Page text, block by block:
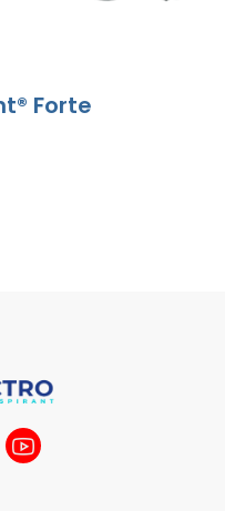
Forte